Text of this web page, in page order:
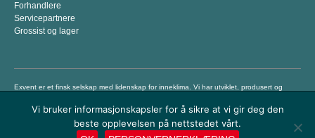
Forhandlere
Servicepartnere
Grossist og lager
Exvent er et finsk selskap med lidenskap for inneklima. Vi har utviklet, produsert og
hjelpe mennesker med å bo og arbeide i et sunt og komfortabelt inneklima ved å tilby
premium luftbehandlingsprodukter som er brukervennlige og som sparer
energikostnader og penger. © Exvent 2018
Vi bruker informasjonskapsler for å sikre at vi gir deg den
beste opplevelsen på nettstedet vårt.